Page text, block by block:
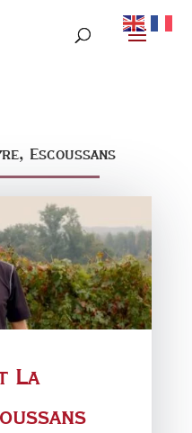
Escoussans
La